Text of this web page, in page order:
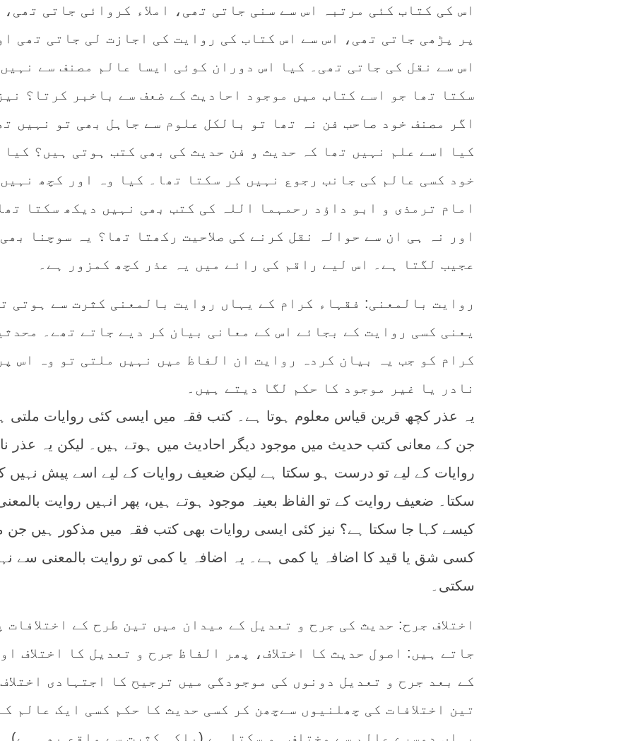
اس کی کتاب کئی مرتبہ اس سے سنی جاتی تھی، املاء کروائی جاتی تھی،
پر پڑھی جاتی تھی، اس سے اس کتاب کی روایت کی اجازت لی جاتی تھی
اس سے نقل کی جاتی تھی۔ کیا اس دوران کوئی ایسا عالم مصنف سے
سکتا تھا جو اسے کتاب میں موجود احادیث کے ضعف سے باخبر کرتا؟ نیز
اگر مصنف خود صاحب فن نہ تھا تو بالکل علوم سے جاہل بھی تو نہیں
کیا اسے علم نہیں تھا کہ حدیث و فن حدیث کی بھی کتب ہوتی ہیں؟ کیا
خود کسی عالم کی جانب رجوع نہیں کر سکتا تھا۔ کیا وہ اور کچھ
امام ترمذی و ابو داؤد رحمہما اللہ کی کتب بھی نہیں دیکھ سکتا تھا
اور نہ ہی ان سے حوالہ نقل کرنے کی صلاحیت رکھتا تھا؟ یہ سوچنا بھی
عجیب لگتا ہے۔ اس لیے راقم کی رائے میں یہ عذر کچھ کمزور ہے۔
روایت بالمعنی: فقہاء کرام کے یہاں روایت بالمعنی کثرت سے ہوتی
یعنی کسی روایت کے بجائے اس کے معانی بیان کر دیے جاتے تھے۔
کرام کو جب یہ بیان کردہ روایت ان الفاظ میں نہیں ملتی تو وہ اس پر
نادر یا غیر موجود کا حکم لگا دیتے ہیں۔
یہ عذر کچھ قرین قیاس معلوم ہوتا ہے۔ کتب فقہ میں ایسی کئی روایات ملتی
جن کے معانی کتب حدیث میں موجود دیگر احادیث میں ہوتے ہیں۔ لیکن یہ عذر
روایات کے لیے تو درست ہو سکتا ہے لیکن ضعیف روایات کے لیے اسے پیش نہیں
سکتا۔ ضعیف روایت کے تو الفاظ بعینہ موجود ہوتے ہیں، پھر انہیں روایت
کیسے کہا جا سکتا ہے؟ نیز کئی ایسی روایات بھی کتب فقہ میں مذکور ہیں جن
کسی شق یا قید کا اضافہ یا کمی ہے۔ یہ اضافہ یا کمی تو روایت بالمعنی سے
سکتی۔
اختلاف جرح: حدیث کی جرح و تعدیل کے میدان میں تین طرح کے اختلافات
جاتے ہیں: اصول حدیث کا اختلاف، پھر الفاظ جرح و تعدیل کا اختلاف
کے بعد جرح و تعدیل دونوں کی موجودگی میں ترجیح کا اجتہادی
تین اختلافات کی چھلنیوں سےچھن کر کسی حدیث کا حکم کسی ایک عالم
یہاں دوسرے عالم سے مختلف ہو سکتا ہے (بلکہ کثرت سے واقع بھی ہے)۔